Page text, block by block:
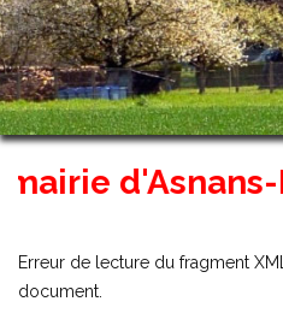
d'Asnans-
Erreur de lecture du fragment
document.